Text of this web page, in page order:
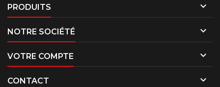
PRODUITS 
NOTRE SOCIÉTÉ 
VOTRE COMPTE 
CONTACT 